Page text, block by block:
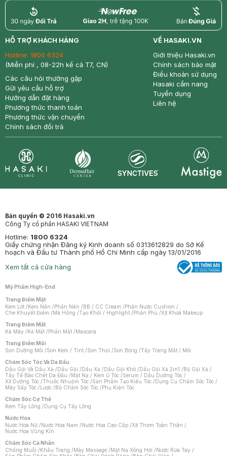
return nowfree price
HỖ TRỢ KHÁCH HÀNG
Hotline: 1800 6324
(Miễn phí , 08-22h kể cả T7, CN)
Các câu hỏi thường gặp
Gửi yêu cầu hỗ trợ
Hướng dẫn đặt hàng
Phương thức thanh toán
Phương thức vận chuyển
Chính sách đổi trả
VỀ HASAKI.VN
Giới thiệu Hasaki.vn
Chính sách bảo mật
Điều khoản sử dụng
Hasaki cẩm nang
Tuyển dụng
Liên hệ
Bản quyền © 2016 Hasaki.vn
Công Ty cổ phần HASAKI VIETNAM
Hotline: 1800 6324
Giấy chứng nhận Đăng ký Kinh doanh số 0313612829 do Sở Kế
hoạch và Đầu tư Thành phố Hồ Chí Minh cấp ngày 13/01/2016
Xem tất cả cửa hàng
Mỹ Phẩm High-End
Trang Điểm Mặt
Kem Lót /Kem Nền /Phấn Nền /BB / CC Cream /Phấn Nước Cushion /
Che Khuyết Điểm /Má Hồng /Tạo Khối / Highlight /Phấn Phủ /Xịt Khoá Makeup
Trang Điểm Mắt
Kẻ Mày /Kẻ Mắt /Phấn Mắt /Mascara
Trang Điểm Môi
Son Dưỡng Môi /Son Kem / Tint /Son Thỏi /Son Bóng /Tẩy Trang Mắt / Môi
Chăm Sóc Tóc Và Da Đầu
Dầu Gội Và Dầu Xả /Dầu Gội /Dầu Xả /Dầu Gội Khô /Dầu Gội Xả 2in1 /Bộ Gội Xả /
Tẩy Tế Bào Chết Da Đầu /Mặt Nạ / Kem Ủ Tóc /Serum / Dầu Dưỡng Tóc /
Xịt Dưỡng Tóc /Thuốc Nhuộm Tóc /Sản Phẩm Tạo Kiểu Tóc /Dụng Cụ Chăm Sóc Tóc /
Máy Sấy Tóc /Lược /Bộ Chăm Sóc Tóc /Phụ Kiện Tóc
Chăm Sóc Cơ Thể
Kem Tẩy Lông /Dụng Cụ Tẩy Lông
Nước Hoa
Nước Hoa Nữ /Nước Hoa Nam /Nước Hoa Cao Cấp /Xịt Thơm Toàn Thân /
Nước Hoa Vùng Kín
Chăm Sóc Cá Nhân
Chống Muỗi /Khẩu Trang /Máy Massage /Mặt Nạ Xông Hơi /Nước Rửa Tay /